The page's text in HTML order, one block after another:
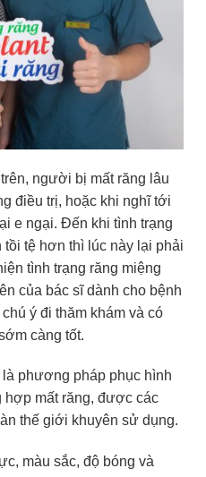
người bị mất răng lâu
điều trị, hoặc khi nghĩ tới
e ngại. Đến khi tình trạng
tệ hơn thì lúc này lại phải
tình trạng răng miệng
của bác sĩ dành cho bệnh
ý đi thăm khám và có
càng tốt.
phương pháp phục hình
hợp mất răng, được các
thế giới khuyên sử dụng.
màu sắc, độ bóng và